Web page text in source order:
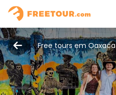
Free tours em Oaxaca